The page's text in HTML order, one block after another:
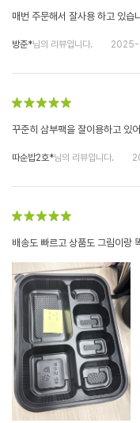
매번 주문해서 잘사용 하고 있습
방준*님의 리뷰입니다.
꾸준히 삼부팩을 잘이용하고 있
따순밥2호*님의 리뷰입니다.
배송도 빠르고 상품도 그림이랑